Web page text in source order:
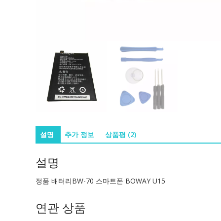
설명 추가 정보 상품평 (2)
설명
정품 배터리BW-70 스마트폰 BOWAY U15
연관 상품